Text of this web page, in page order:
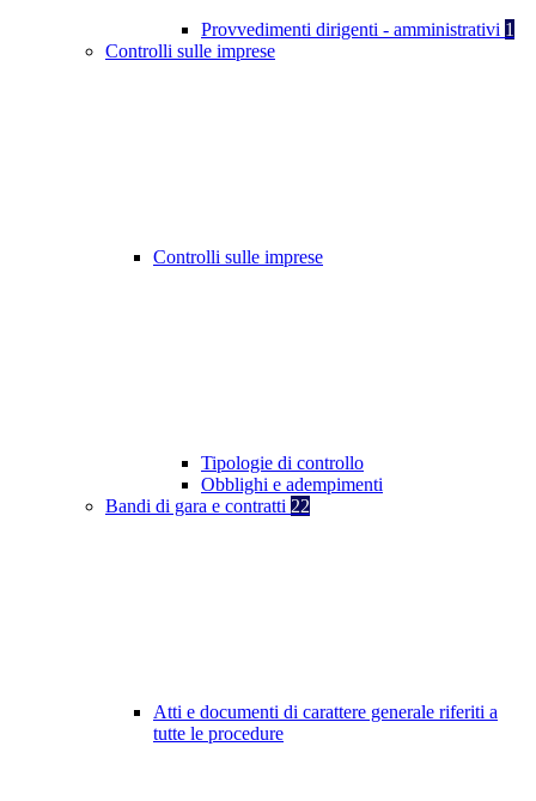
Provvedimenti dirigenti - amministrativi 1
Controlli sulle imprese
Controlli sulle imprese
Tipologie di controllo
Obblighi e adempimenti
Bandi di gara e contratti 22
Atti e documenti di carattere generale riferiti a
tutte le procedure